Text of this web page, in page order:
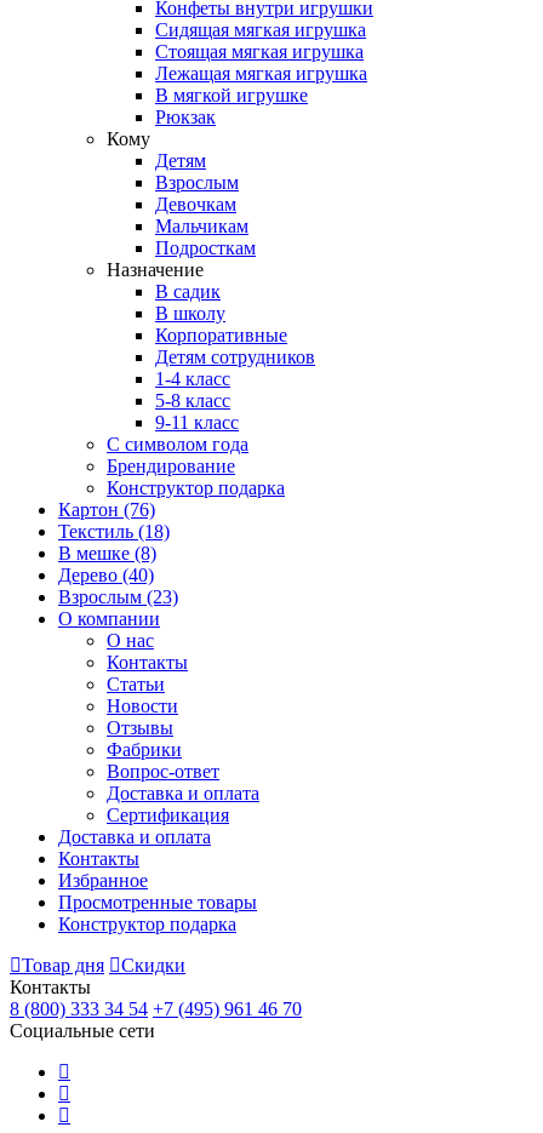
Конфеты внутри игрушки
Сидящая мягкая игрушка
Стоящая мягкая игрушка
Лежащая мягкая игрушка
В мягкой игрушке
Рюкзак
Кому
Детям
Взрослым
Девочкам
Мальчикам
Подросткам
Назначение
В садик
В школу
Корпоративные
Детям сотрудников
1-4 класс
5-8 класс
9-11 класс
С символом года
Брендирование
Конструктор подарка
Картон (76)
Текстиль (18)
В мешке (8)
Дерево (40)
Взрослым (23)
О компании
О нас
Контакты
Статьи
Новости
Отзывы
Фабрики
Вопрос-ответ
Доставка и оплата
Сертификация
Доставка и оплата
Контакты
Избранное
Просмотренные товары
Конструктор подарка
Товар дня
Скидки
Контакты
8 (800) 333 34 54 +7 (495) 961 46 70
Социальные сети